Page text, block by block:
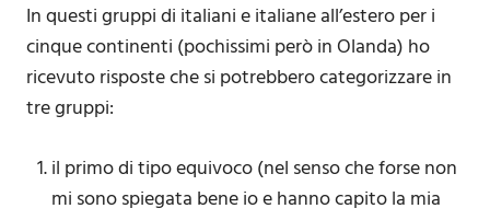
In questi gruppi di italiani e italiane all’estero per i
cinque continenti (pochissimi però in Olanda) ho
ricevuto risposte che si potrebbero categorizzare in
tre gruppi:
il primo di tipo equivoco (nel senso che forse non
mi sono spiegata bene io e hanno capito la mia